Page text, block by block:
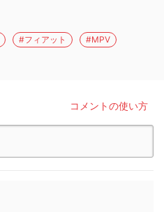
#フィアット #MPV
コメントの使い方